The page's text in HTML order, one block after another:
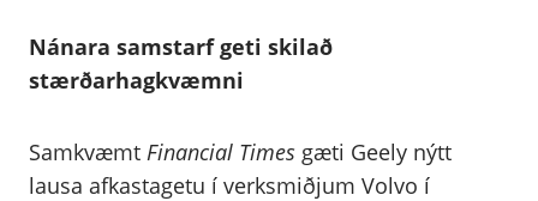
Nánara samstarf geti skilað
stærðarhagkvæmni
Samkvæmt Financial Times gæti Geely nýtt
lausa afkastagetu í verksmiðjum Volvo í